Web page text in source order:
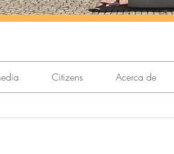
Citizens Acerca de